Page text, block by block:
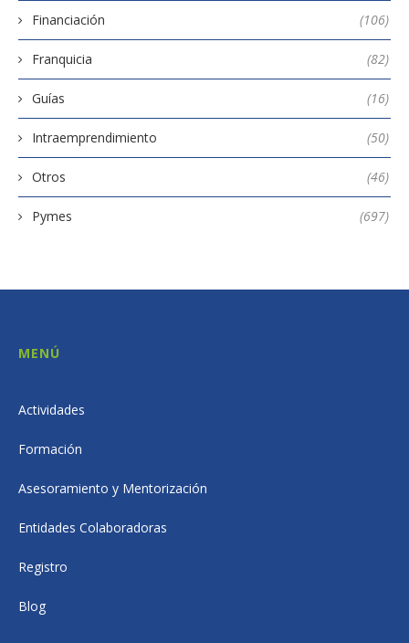
Financiación (106)
Franquicia (82)
Guías (16)
Intraemprendimiento (50)
Otros (46)
Pymes (697)
MENÚ
Actividades
Formación
Asesoramiento y Mentorización
Entidades Colaboradoras
Registro
Blog